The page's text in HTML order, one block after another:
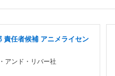
責任者候補 アニメライセン
アンド・リバー社